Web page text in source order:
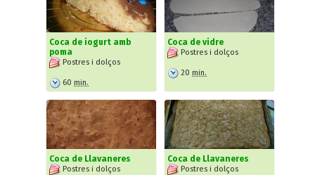
Coca de iogurt amb
poma
Postres i dolços
60 min.
Coca de vidre
Postres i dolços
20 min.
Coca de Llavaneres
Postres i dolços
Coca de Llavaneres
Postres i dolços